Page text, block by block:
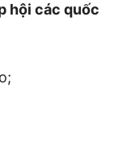
hội các quốc